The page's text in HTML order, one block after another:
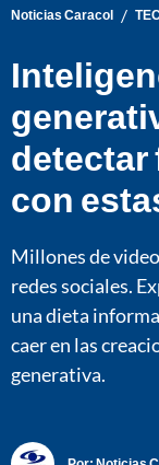
Noticias Caracol /
detectar
con
Millones de
redes sociales.
una dieta
caer en las
generativa.